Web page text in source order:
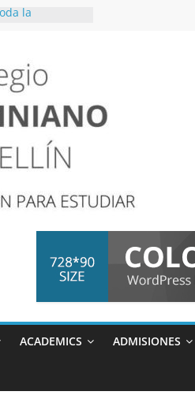
la
de junio
SOCIO-
ACADEMICS ADMISIONES